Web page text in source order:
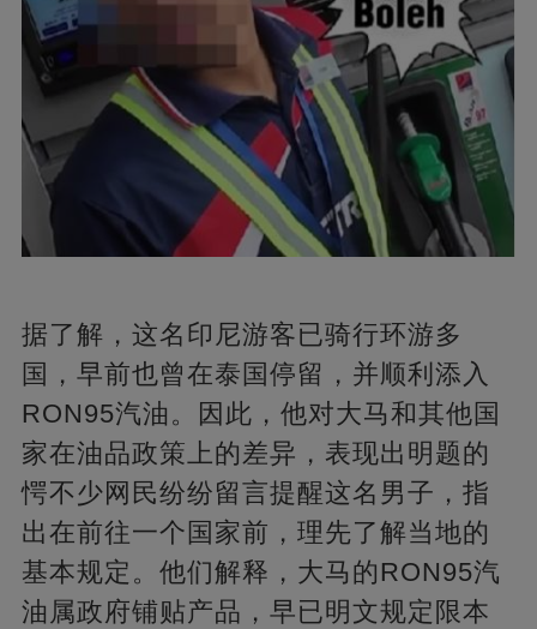
据了解，这名印尼游客已骑行环游多
国，早前也曾在泰国停留，并顺利添入
RON95汽油。因此，他对大马和其他国
家在油品政策上的差异，表现出明题的
愕不少网民纷纷留言提醒这名男子，指
出在前往一个国家前，理先了解当地的
基本规定。他们解释，大马的RON95汽
油属政府铺贴产品，早已明文规定限本